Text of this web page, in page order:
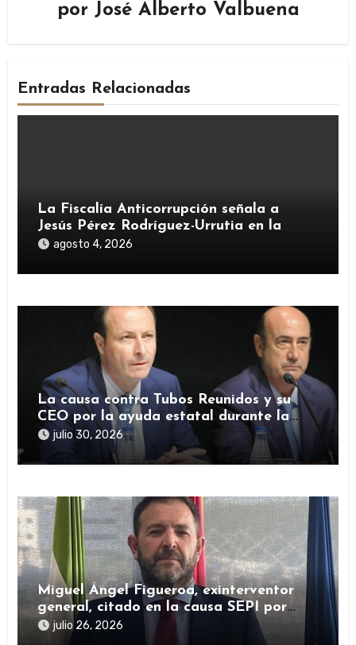
por José Alberto Valbuena
Entradas Relacionadas
La Fiscalía Anticorrupción señala a
Jesús Pérez Rodríguez-Urrutia en la
investigación del rescate de Tubos
agosto 4, 2026
La causa contra Tubos Reunidos y su
CEO por la ayuda estatal durante la
pandemia sigue abierta
julio 30, 2026
Miguel Ángel Figueroa, exinterventor
general, citado en la causa SEPI por
presuntas irregularidades en ayudas
julio 26, 2026